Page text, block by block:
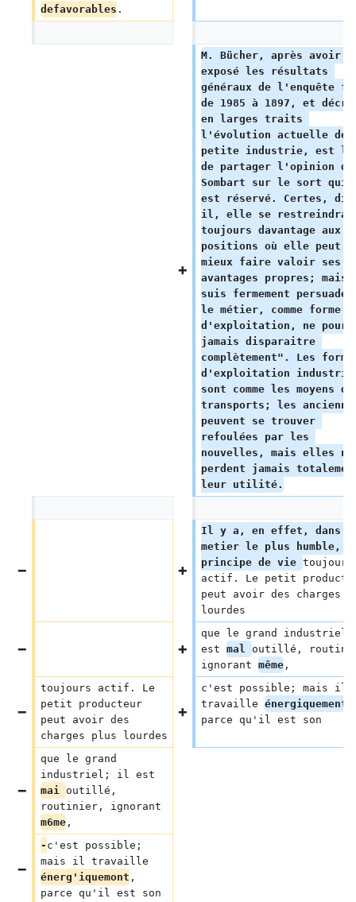
defavorables .
M. Bücher, après avoir
exposé les résultats
généraux de l'enquête
de 1985 à 1897, et
en larges traits
l'évolution actuelle
petite industrie, est
de partager l'opinion
Sombart sur le sort
est réservé. Certes,
il, elle se restreindra
toujours davantage aux
positions où elle peut
mieux faire valoir ses
avantages propres;
suis fermement persuadé
le métier, comme forme
d'exploitation, ne
jamais disparaitre
complètement". Les
d'exploitation
sont comme les moyens
transports; les
peuvent se trouver
refoulées par les
nouvelles, mais elles
perdent jamais
leur utilité.
Il y a, en effet, dans
metier le plus humble,
principe de vie
actif. Le petit
peut avoir des charges
lourdes
que le grand
est mal outillé,
ignorant même,
toujours actif. Le
petit producteur
peut avoir des
charges plus lourdes
c'est possible; mais il
travaille énergiquement
parce qu'il est son
que le grand
industriel; il est
mai outillé,
routinier, ignorant
m6me,
- c'est possible;
mais il travaille
énerg'iquemont ,
parce qu'il est son